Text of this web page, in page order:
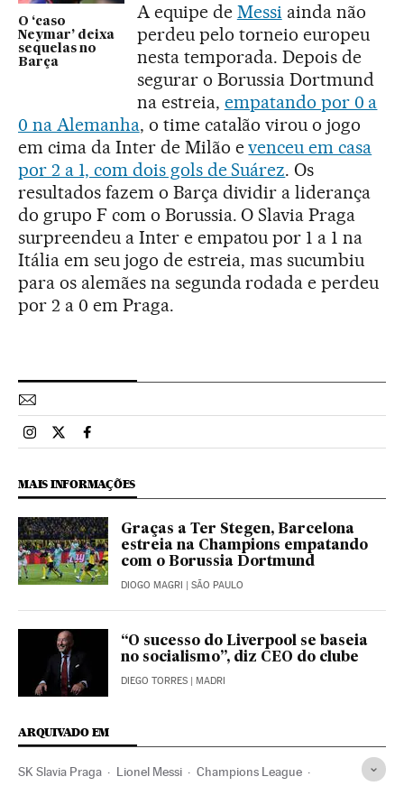
O ‘caso
Neymar’ deixa
sequelas no
Barça
A equipe de Messi ainda não
perdeu pelo torneio europeu
nesta temporada. Depois de
segurar o Borussia Dortmund
na estreia, empatando por 0 a
0 na Alemanha, o time catalão virou o jogo
em cima da Inter de Milão evenceu em casa
por 2 a 1, com dois gols de Suárez. Os
resultados fazem o Barça dividir a liderança
do grupo F com o Borussia. O Slavia Praga
surpreendeu a Inter e empatou por 1 a 1 na
Itália em seu jogo de estreia, mas sucumbiu
para os alemães na segunda rodada e perdeu
por 2 a 0 em Praga.
Esportes El País Brasil en Instagram
Esportes El País Brasil en Twitter
Esportes El País Brasil en Facebook
MAIS INFORMAÇÕES
Graças a Ter Stegen, Barcelona
estreia na Champions empatando
com o Borussia Dortmund
DIOGO MAGRI | SÃO PAULO
“O sucesso do Liverpool se baseia
no socialismo”, diz CEO do clube
DIEGO TORRES | MADRI
ARQUIVADO EM
SK Slavia Praga Lionel Messi Champions League